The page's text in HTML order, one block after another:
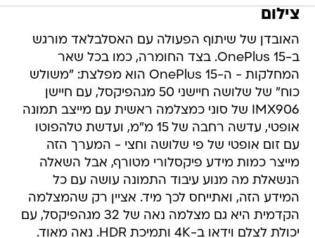
צילום
האובדן של שיתוף הפעולה עם האסלבלאד מורגש
ב-OnePlus 15. בצד החומרה, כמו בכל שאר
המחלקות - ה-OnePlus 15 הוא מפלצת: "משולש
כוח" של שלושה חיישני 50 מגהפיקסל, עם חיישן
IMX906 של סוני כמצלמה ראשית עם מייצב תמונה
אופטי, עדשה רחבה של 15 מ"מ, ועדשת טלהפוטו
עם זום אופטי של פי שלושה וחצי - המערך הזה
מייצר כמות מידע פיקסלורי מטורף, אבל השאלה
הנשאלת מה מנוע עיבוד התמונה עושה עם כל
המידע הזה, ואתייחס לכך מיד. אציין רק שהמצלמה
הקדמית היא גם מצלמה נאה של 32 מגהפיקסל, עם
יכולת לצלם וידאו ב-4K ותמיכת HDR. נאה מאוד.